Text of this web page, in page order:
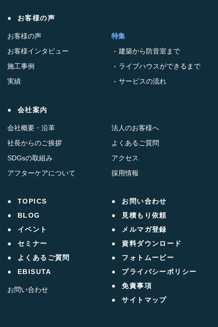
お客様の声
お客様の声
お客様インタビュー
施工事例
実績
特集
建築から防音室まで
ライブハウスができるまで
サービスの流れ
会社案内
会社概要・沿革
社長からのご挨拶
SDGsの取組み
アフターケアについて
法人のお客様へ
よくあるご質問
アクセス
採用情報
TOPICS
BLOG
イベント
セミナー
よくあるご質問
EBISUTA
お問い合わせ
お問い合わせ
見積もり依頼
メルマガ登録
資料ダウンロード
フォトムービー
プライバシーポリシー
免責事項
サイトマップ